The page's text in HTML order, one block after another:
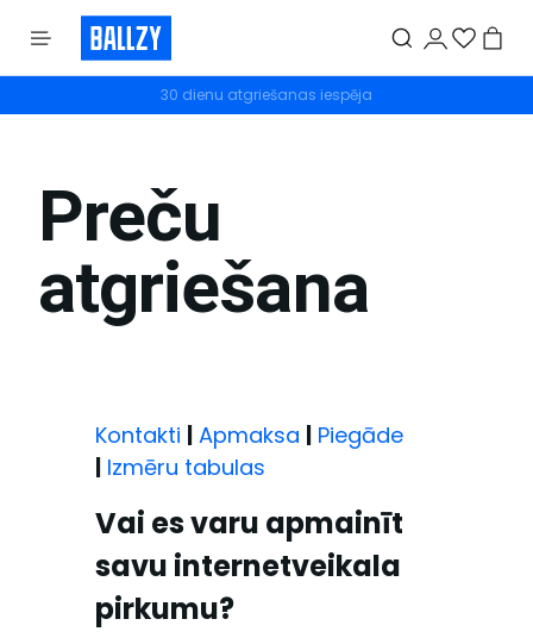
30 dienu atgriešanas iespēja
Bezmaksas atgriešana
Preču
atgriešana
Kontakti | Apmaksa | Piegāde
| Izmēru tabulas
Vai es varu apmainīt
savu internetveikala
pirkumu?